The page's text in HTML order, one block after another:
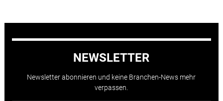
NEWSLETTER
Newsletter abonnieren und keine Branchen-News mehr
verpassen.